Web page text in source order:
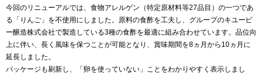
今回のリニューアルでは、食物アレルゲン（特定原材料等27品目）の一つであ
る「りんご」を不使用にしました。原料の食酢を工夫し、グループのキユーピ
ー醸造株式会社で製造している3種の食酢を最適に組み合わせています。品位向
上に伴い、長く風味を保つことが可能となり、賞味期間を8ヵ月から10ヵ月に
延長しました。
パッケージも刷新し、「卵を使っていない」ことをわかりやすく表示しまし